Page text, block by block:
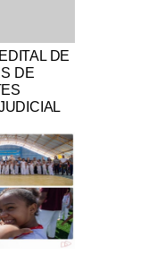
DE
DE